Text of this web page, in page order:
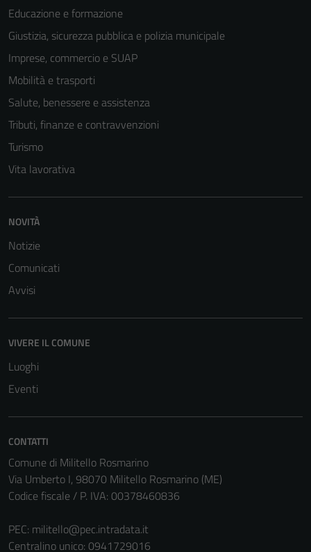
Educazione e formazione
Giustizia, sicurezza pubblica e polizia municipale
Imprese, commercio e SUAP
Mobilità e trasporti
Salute, benessere e assistenza
Tributi, finanze e contravvenzioni
Turismo
Vita lavorativa
NOVITÀ
Notizie
Comunicati
Avvisi
VIVERE IL COMUNE
Luoghi
Eventi
CONTATTI
Comune di Militello Rosmarino
Via Umberto I, 98070 Militello Rosmarino (ME)
Codice fiscale / P. IVA: 00378460836
PEC: militello@pec.intradata.it
Centralino unico: 0941729016